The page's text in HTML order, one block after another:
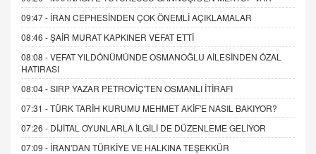
09:47 - İRAN CEPHESİNDEN ÇOK ÖNEMLİ AÇIKLAMALAR
08:46 -ŞAİR MURAT KAPKINER VEFAT ETTİ
08:08 -VEFAT YILDÖNÜMÜNDE OSMANOĞLU AİLESİNDEN ÖZAL
HATIRASI
08:04 -SIRP YAZAR PETROVİÇ'TEN OSMANLI İTİRAFI
07:31 -TÜRK TARİH KURUMU MEHMET AKİF'E NASIL BAKIYOR?
07:26 - DİJİTAL OYUNLARLA İLGİLİ DE DÜZENLEME GELİYOR
07:09 - İRAN'DAN TÜRKİYE VE HALKINA TEŞEKKÜR